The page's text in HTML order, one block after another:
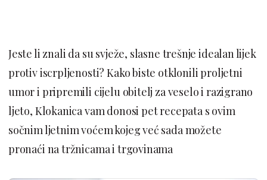
Jeste li znali da su svježe, slasne trešnje idealan lijek
protiv iscrpljenosti? Kako biste otklonili proljetni
umor i pripremili cijelu obitelj za veselo i razigrano
ljeto, Klokanica vam donosi pet recepata s ovim
sočnim ljetnim voćem kojeg već sada možete
pronaći na tržnicama i trgovinama